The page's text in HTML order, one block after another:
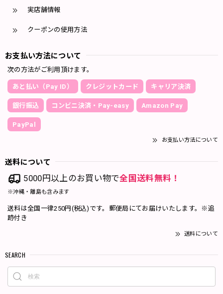
実店舗情報
クーポンの使用方法
お支払い方法について
次の方法がご利用頂けます。
あと払い（Pay ID） クレジットカード キャリア決済
銀行振込 コンビニ決済・Pay-easy Amazon Pay
PayPal
お支払い方法について
送料について
5000円以上のお買い物で全国送料無料！
※沖縄・離島も含みます
送料は全国一律250円(税込)です。郵便局にてお届けいたします。※追
跡付き
送料について
SEARCH